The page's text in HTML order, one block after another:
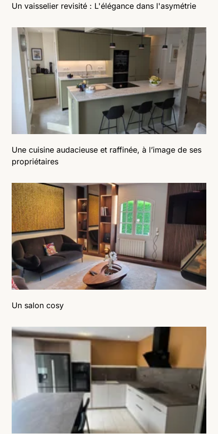
Un vaisselier revisité : L'élégance dans l'asymétrie
Une cuisine audacieuse et raffinée, à l’image de ses
propriétaires
Un salon cosy